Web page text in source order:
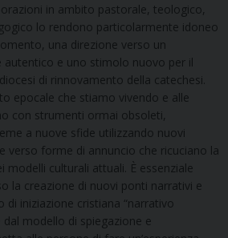
in ambito pastorale, teologico,
lo rendono particolarmente idoneo
una direzione verso un
e uno stimolo nuovo per il
di rinnovamento della catechesi.
epocale che stiamo vivendo e alle
con strumenti ormai obsoleti,
a nuove sfide utilizzando nuovi
verso forme di annuncio che ricuciano la
modelli culturali attuali. È essenziale
la creazione di nuovi ponti narrativi e
di iniziazione cristiana “narrativo
modello di spiegazione e